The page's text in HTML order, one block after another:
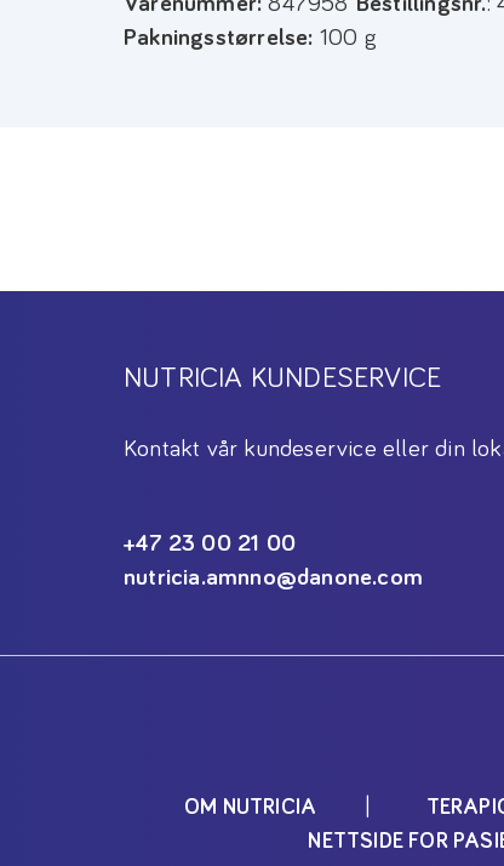
Pakningsstørrelse: 100 g
NUTRICIA KUNDESERVICE
Kontakt vår kundeservice eller din
+47 23 00 21 00
nutricia.amnno@danone.com
OM NUTRICIA
NETTSIDE FOR